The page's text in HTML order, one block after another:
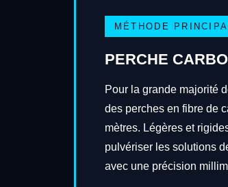
MÉTHODE
PERCHE
Pour la grande majorité
des perches en fibre de
mètres. Légères et
pulvériser les solutions
avec une précision